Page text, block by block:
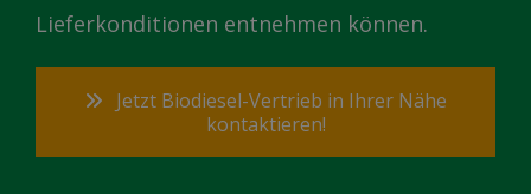
Lieferkonditionen entnehmen können.
Jetzt Biodiesel-Vertrieb in Ihrer Nähe
kontaktieren!